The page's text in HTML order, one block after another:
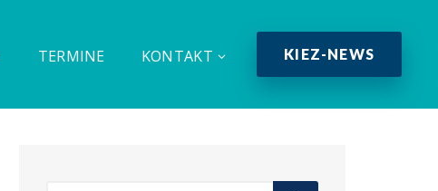
TERMINE KONTAKT KIEZ-NEWS